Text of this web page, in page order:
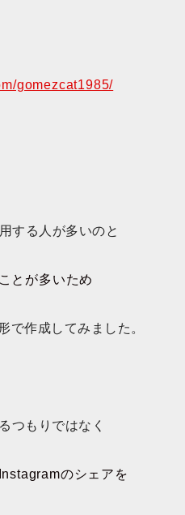
gomezcat1985/
する人が多いのと
とが多いため
で作成してみました。
つもりではなく
のシェアを